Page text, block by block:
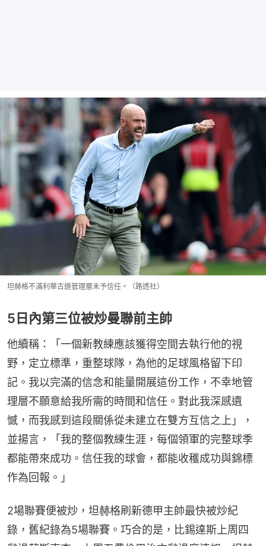
坦赫格不滿利華古遜管理層未予信任。（路透社）
5日內第三位被炒曼聯前主帥
他續稱：「一個新教練應該獲得空間去執行他的視
野，定立標準，重整球隊，為他的足球風格留下印
記。我以完滿的信念和能量開展這份工作，不幸地管
理層不願意給我所需的時間和信任。對此我深感遺
憾，而我感到這段關係從未建立在雙方互信之上」，
並揚言，「我的整個教練生涯，每個領軍的完整球季
都能帶來成功。信任我的球會，都能收穫成功與錦標
作為回報。」
2場聯賽便被炒，坦赫格刷新德甲主帥最快被炒紀
錄，舊紀錄為5場聯賽。巧合的是，比錫達斯上周四